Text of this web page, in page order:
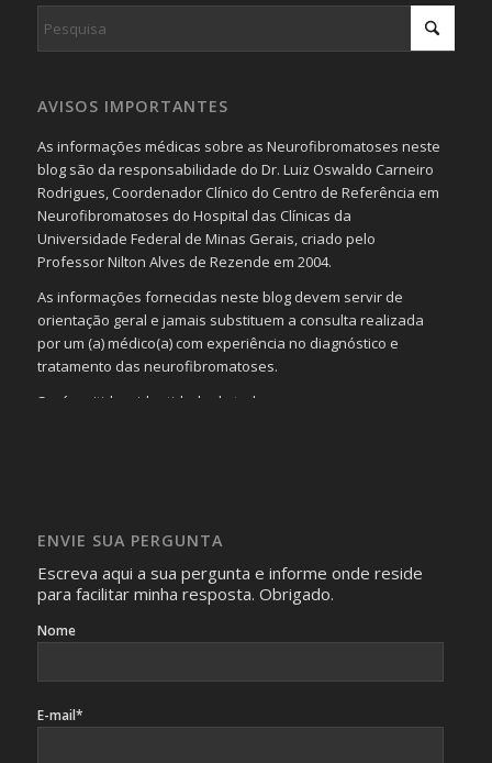
AVISOS IMPORTANTES
As informações médicas sobre as Neurofibromatoses neste
blog são da responsabilidade do Dr. Luiz Oswaldo Carneiro
Rodrigues, Coordenador Clínico do Centro de Referência em
Neurofibromatoses do Hospital das Clínicas da
Universidade Federal de Minas Gerais, criado pelo
Professor Nilton Alves de Rezende em 2004.
As informações fornecidas neste blog devem servir de
orientação geral e jamais substituem a consulta realizada
por um (a) médico(a) com experiência no diagnóstico e
tratamento das neurofibromatoses.
Será omitida a identidade de todas as pessoas que
identificação da pessoa fotografada.
ENVIE SUA PERGUNTA
Escreva aqui a sua pergunta e informe onde reside
para facilitar minha resposta. Obrigado.
Nome
E-mail*